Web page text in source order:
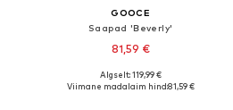
GOOCE
Saapad 'Beverly'
81,59 €
Saadaolevad suurused: 36, 37, 38, 39, 41
Algselt: 119,99 €
Viimane madalaim hind:81,59 €